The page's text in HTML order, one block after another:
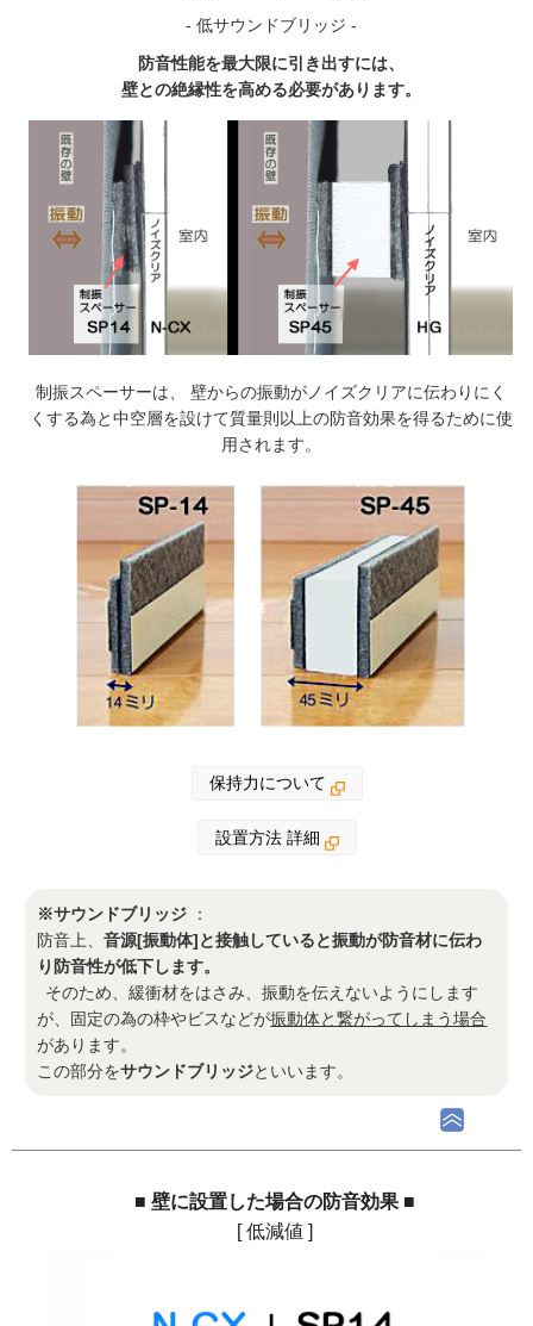
- 低サウンドブリッジ -
防音性能を最大限に引き出すには、
壁との絶縁性を高める必要があります。
制振スペーサーは、 壁からの振動がノイズクリアに伝わりにく
くする為と中空層を設けて質量則以上の防音効果を得るために使
用されます。
保持力について
設置方法 詳細
※サウンドブリッジ ：
防音上、音源[振動体]と接触していると振動が防音材に伝わ
り防音性が低下します。
そのため、緩衝材をはさみ、振動を伝えないようにします
が、固定の為の枠やビスなどが振動体と繋がってしまう場合
があります。
この部分をサウンドブリッジといいます。
■ 壁に設置した場合の防音効果 ■
[ 低減値 ]